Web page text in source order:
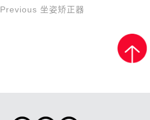
文
Previous
Previous 坐姿矫正器